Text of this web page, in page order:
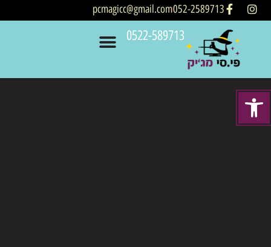
Open
pcmagicc@gmail.com052-2589713
0522-589713